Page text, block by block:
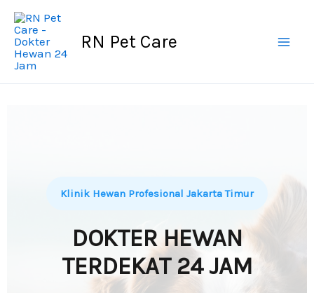
Skip
content
RN Pet Care
Klinik Hewan Profesional Jakarta Timur
DOKTER HEWAN
TERDEKAT 24 JAM